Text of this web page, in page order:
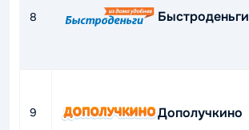
8 Быстроденьги
9 Дополучкино